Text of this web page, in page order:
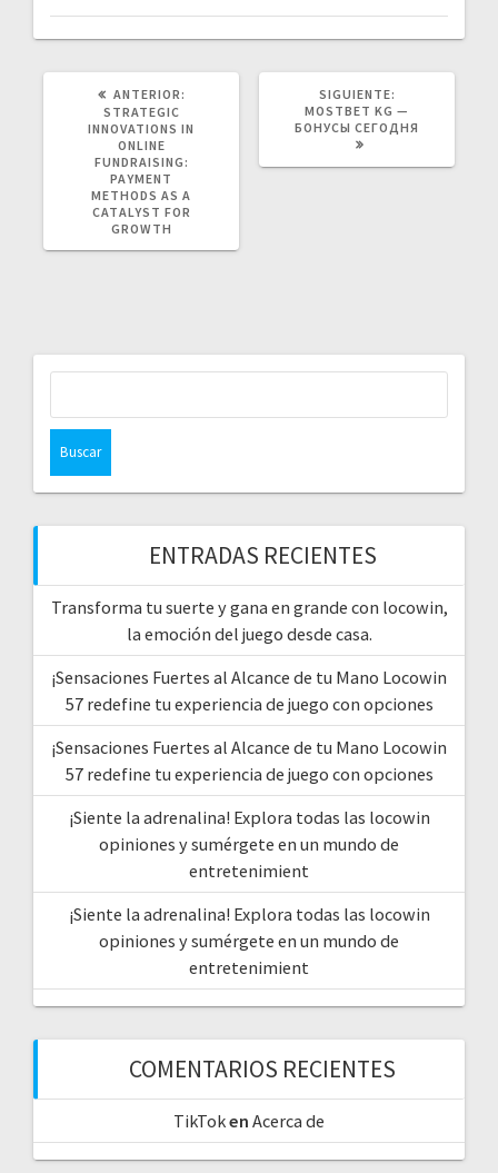
ANTERIOR:
STRATEGIC
INNOVATIONS IN
ONLINE
FUNDRAISING:
PAYMENT
METHODS AS A
CATALYST FOR
GROWTH
SIGUIENTE:
POST:
MOSTBET KG —
БОНУСЫ СЕГОДНЯ
ENTRADAS RECIENTES
Transforma tu suerte y gana en grande con locowin,
la emoción del juego desde casa.
¡Sensaciones Fuertes al Alcance de tu Mano Locowin
57 redefine tu experiencia de juego con opciones
¡Sensaciones Fuertes al Alcance de tu Mano Locowin
57 redefine tu experiencia de juego con opciones
¡Siente la adrenalina! Explora todas las locowin
opiniones y sumérgete en un mundo de
entretenimient
¡Siente la adrenalina! Explora todas las locowin
opiniones y sumérgete en un mundo de
entretenimient
COMENTARIOS RECIENTES
TikToken Acerca de